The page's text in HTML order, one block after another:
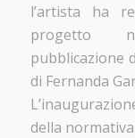
l’artista ha
progetto
pubblicazione
di Fernanda
della normativa